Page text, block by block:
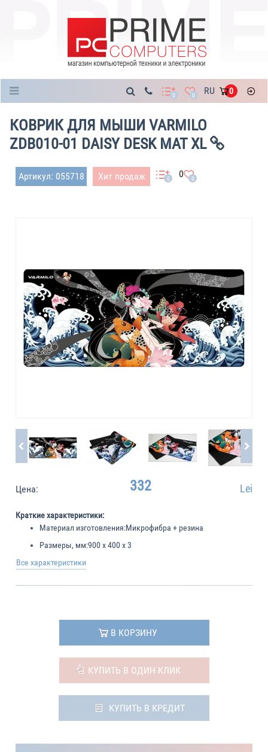
0 0 RU 0
КОВРИК ДЛЯ МЫШИ VARMILO
ZDB010-01 DAISY DESK MAT XL
Артикул: 055718 Хит продаж 0 0 0
Цена: 332 Lei
Краткие характеристики:
Материал изготовления:Микрофибра + резина
Размеры, мм:900 x 400 x 3
Все характеристики
В КОРЗИНУ
КУПИТЬ В ОДИН КЛИК
КУПИТЬ В КРЕДИТ